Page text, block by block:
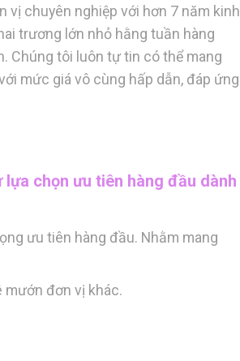
vị chuyên nghiệp với hơn 7 năm kinh
trương lớn nhỏ hằng tuần hàng
Chúng tôi luôn tự tin có thể mang
mức giá vô cùng hấp dẫn, đáp ứng
chọn ưu tiên hàng đầu dành
ưu tiên hàng đầu. Nhằm mang
mướn đơn vị khác.